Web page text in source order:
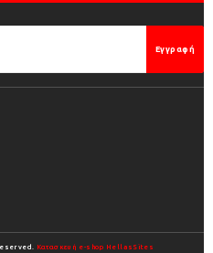
Εγγραφή
Κατασκευή e-shop HellasSites